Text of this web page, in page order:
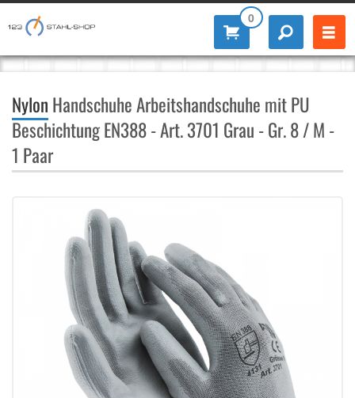
0
Nylon Handschuhe Arbeitshandschuhe mit PU
Beschichtung EN388 - Art. 3701 Grau - Gr. 8 / M -
1 Paar